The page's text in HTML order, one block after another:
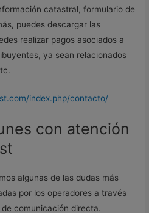
catastral, formulario de
puedes descargar las
realizar pagos asociados a
ya sean relacionados
index.php/contacto/
con atención
algunas de las dudas más
por los operadores a través
comunicación directa.